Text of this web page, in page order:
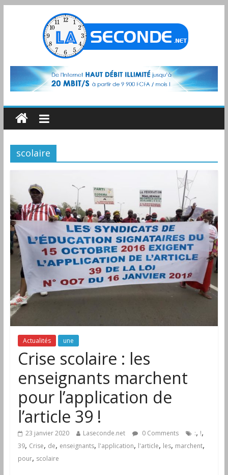
scolaire
Actualités une
Crise scolaire : les
enseignants marchent
pour l’application de
l’article 39 !
23 janvier 2020 Laseconde.net 0 Comments :, !,
39, Crise, de, enseignants, l'application, l'article, les, marchent,
pour, scolaire